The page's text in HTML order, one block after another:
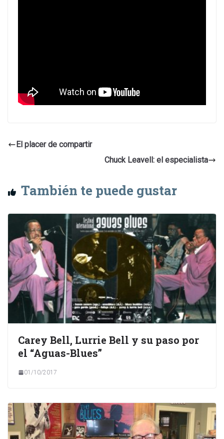
El placer de compartir
Chuck Leavell: el especialista
También te puede gustar
Carey Bell, Lurrie Bell y su paso por
el “Aguas-Blues”
01/10/2017